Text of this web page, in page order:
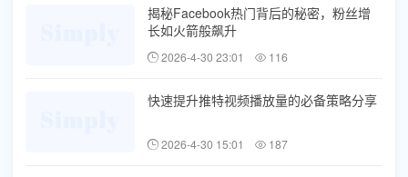
揭秘Facebook热门背后的秘密，粉丝增
长如火箭般飙升
2026-4-30 23:01 116
快速提升推特视频播放量的必备策略分享
2026-4-30 15:01 187